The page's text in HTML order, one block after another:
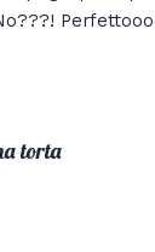
torta